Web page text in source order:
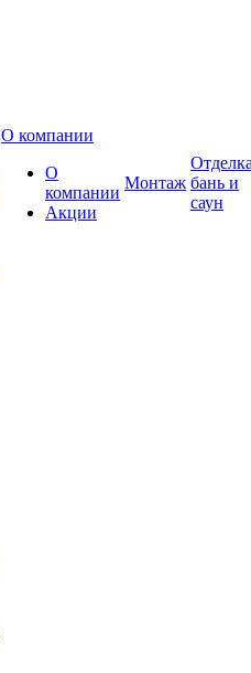
О компании
О
компании
Акции
Монтаж бань и
саун